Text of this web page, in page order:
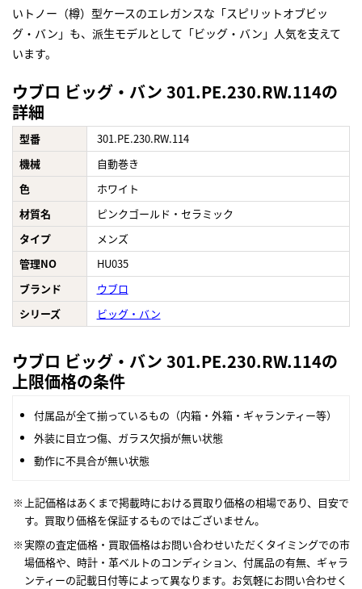
いトノー（樽）型ケースのエレガンスな「スピリットオブビッ
グ・バン」も、派生モデルとして「ビッグ・バン」人気を支えて
います。
ウブロ ビッグ・バン 301.PE.230.RW.114の
詳細
型番
301.PE.230.RW.114
機械
自動巻き
色
ホワイト
材質名
ピンクゴールド・セラミック
タイプ
メンズ
管理NO
HU035
ブランド
ウブロ
シリーズ
ビッグ・バン
ウブロ ビッグ・バン 301.PE.230.RW.114の
上限価格の条件
付属品が全て揃っているもの（内箱・外箱・ギャランティー等）
外装に目立つ傷、ガラス欠損が無い状態
動作に不具合が無い状態
上記価格はあくまで掲載時における買取り価格の相場であり、目安で
す。買取り価格を保証するものではございません。
実際の査定価格・買取価格はお問い合わせいただくタイミングでの市
場価格や、時計・革ベルトのコンディション、付属品の有無、ギャラ
ンティーの記載日付等によって異なります。お気軽にお問い合わせく